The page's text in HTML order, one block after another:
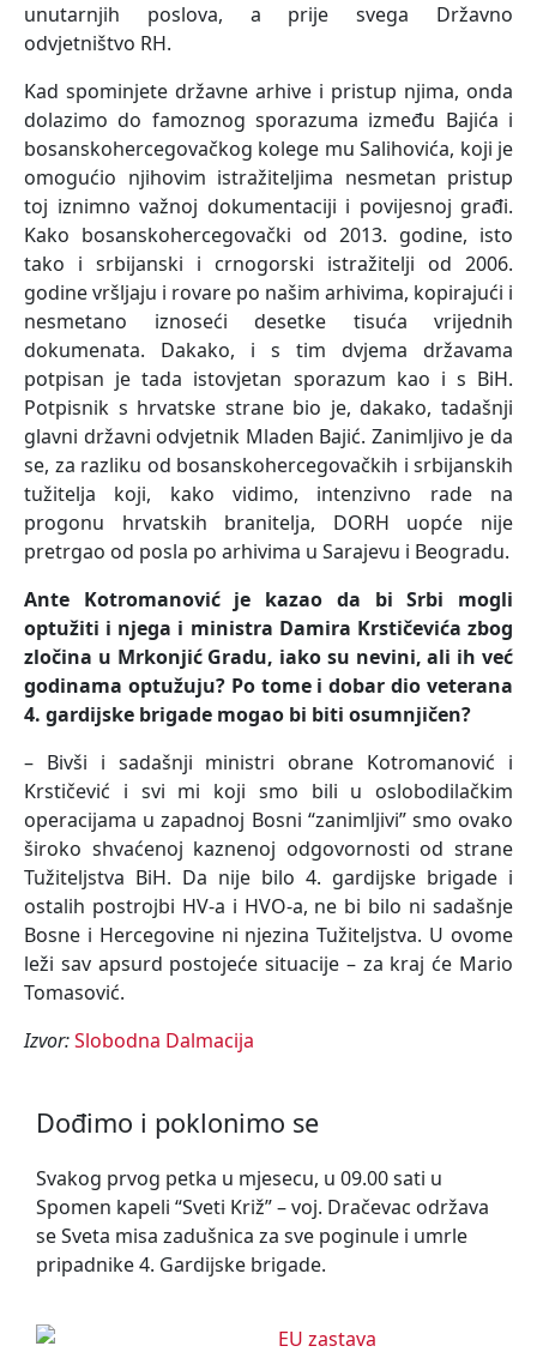
unutarnjih poslova, a prije svega Državno
odvjetništvo RH.
Kad spominjete državne arhive i pristup njima, onda
dolazimo do famoznog sporazuma između Bajića i
bosanskohercegovačkog kolege mu Salihovića, koji je
omogućio njihovim istražiteljima nesmetan pristup
toj iznimno važnoj dokumentaciji i povijesnoj građi.
Kako bosanskohercegovački od 2013. godine, isto
tako i srbijanski i crnogorski istražitelji od 2006.
godine vršljaju i rovare po našim arhivima, kopirajući i
nesmetano iznoseći desetke tisuća vrijednih
dokumenata. Dakako, i s tim dvjema državama
potpisan je tada istovjetan sporazum kao i s BiH.
Potpisnik s hrvatske strane bio je, dakako, tadašnji
glavni državni odvjetnik Mladen Bajić. Zanimljivo je da
se, za razliku od bosanskohercegovačkih i srbijanskih
tužitelja koji, kako vidimo, intenzivno rade na
progonu hrvatskih branitelja, DORH uopće nije
pretrgao od posla po arhivima u Sarajevu i Beogradu.
Ante Kotromanović je kazao da bi Srbi mogli
optužiti i njega i ministra Damira Krstičevića zbog
zločina u Mrkonjić Gradu, iako su nevini, ali ih već
godinama optužuju? Po tome i dobar dio veterana
4. gardijske brigade mogao bi biti osumnjičen?
– Bivši i sadašnji ministri obrane Kotromanović i
Krstičević i svi mi koji smo bili u oslobodilačkim
operacijama u zapadnoj Bosni “zanimljivi” smo ovako
široko shvaćenoj kaznenoj odgovornosti od strane
Tužiteljstva BiH. Da nije bilo 4. gardijske brigade i
ostalih postrojbi HV-a i HVO-a, ne bi bilo ni sadašnje
Bosne i Hercegovine ni njezina Tužiteljstva. U ovome
leži sav apsurd postojeće situacije – za kraj će Mario
Tomasović.
Izvor:Slobodna Dalmacija
Dođimo i poklonimo se
Svakog prvog petka u mjesecu, u 09.00 sati u
Spomen kapeli “Sveti Križ” – voj. Dračevac održava
se Sveta misa zadušnica za sve poginule i umrle
pripadnike 4. Gardijske brigade.